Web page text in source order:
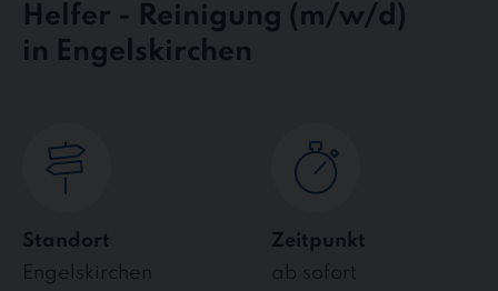
Helfer - Reinigung
in Engelskirchen
Standort
Engelskirchen
Zeitpunkt
ab sofort